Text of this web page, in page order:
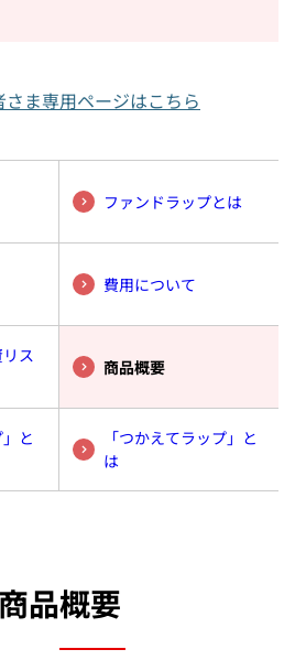
ま専用ページはこちら
ファンドラップとは
費用について
ス
商品概要
と
「つかえてラップ」と
は
商品概要